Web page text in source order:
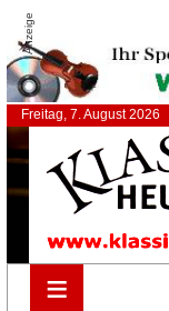
Anzeige
Freitag, 7. August 2026
≡
≡